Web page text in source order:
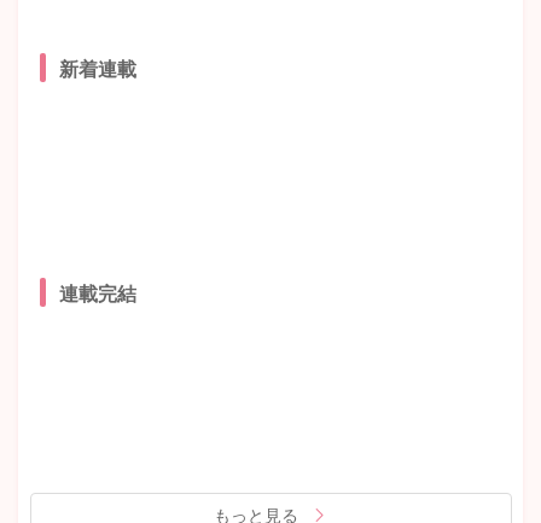
新着連載
連載完結
もっと見る